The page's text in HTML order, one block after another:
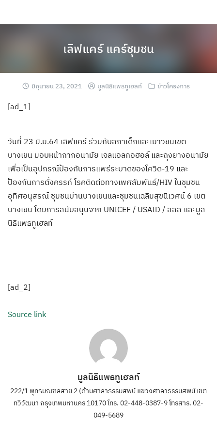
เลิฟแคร์ แคร์ชุมชน
มิถุนายน 23, 2021 มูลนิธิแพธทูเฮลท์ ข่าวโครงการ
[ad_1]
วันที่ 23 มิ.ย.64 เลิฟแคร์ ร่วมกับสภาเด็กและเยาวชนเขต
บางเขน มอบหน้ากากอนามัย เจลแอลกอฮอล์ และถุงยางอนามัย
เพื่อเป็นอุปกรณ์ป้องกันการแพร่ระบาดของโควิด-19 และ
ป้องกันการตั้งครรภ์ โรคติดต่อทางเพศสัมพันธ์/HIV ในชุมชน
อุทิศอนุสรณ์ ชุมชนบ้านบางเขนและชุมชนเฉลิมสุขนิเวศน์ 6 เขต
บางเขน โดยการสนับสนุนจาก UNICEF / USAID / สสส และมูล
นิธิแพธทูเฮลท์
[ad_2]
Source link
มูลนิธิแพธทูเฮลท์
222/1 พุทธมณฑลสาย 2 (ด้านศาลาธรรมสพน์ แขวงศาลาธรรมสพน์ เขต
ทวีวัฒนา กรุงเทพมหานคร 10170 โทร. 02-448-0387-9 โทรสาร. 02-
049-5689